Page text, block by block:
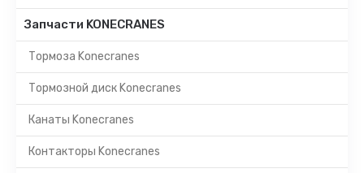
Запчасти KONECRANES
Тормоза Konecranes
Тормозной диск Konecranes
Канаты Konecranes
Контакторы Konecranes